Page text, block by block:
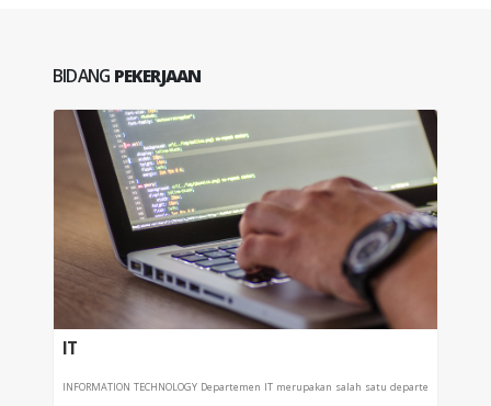
BIDANG PEKERJAAN
IT
INFORMATION TECHNOLOGY Departemen IT merupakan salah satu departe